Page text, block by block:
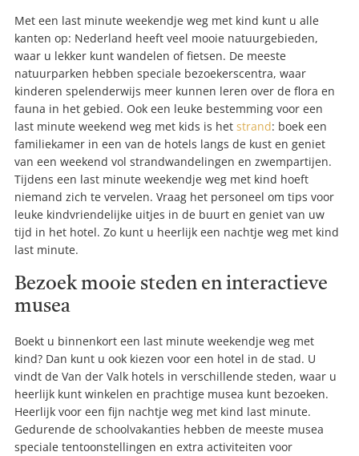
Met een last minute weekendje weg met kind kunt u alle
kanten op: Nederland heeft veel mooie natuurgebieden,
waar u lekker kunt wandelen of fietsen. De meeste
natuurparken hebben speciale bezoekerscentra, waar
kinderen spelenderwijs meer kunnen leren over de flora en
fauna in het gebied. Ook een leuke bestemming voor een
last minute weekend weg met kids is het strand: boek een
familiekamer in een van de hotels langs de kust en geniet
van een weekend vol strandwandelingen en zwempartijen.
Tijdens een last minute weekendje weg met kind hoeft
niemand zich te vervelen. Vraag het personeel om tips voor
leuke kindvriendelijke uitjes in de buurt en geniet van uw
tijd in het hotel. Zo kunt u heerlijk een nachtje weg met kind
last minute.
Bezoek mooie steden en interactieve
musea
Boekt u binnenkort een last minute weekendje weg met
kind? Dan kunt u ook kiezen voor een hotel in de stad. U
vindt de Van der Valk hotels in verschillende steden, waar u
heerlijk kunt winkelen en prachtige musea kunt bezoeken.
Heerlijk voor een fijn nachtje weg met kind last minute.
Gedurende de schoolvakanties hebben de meeste musea
speciale tentoonstellingen en extra activiteiten voor